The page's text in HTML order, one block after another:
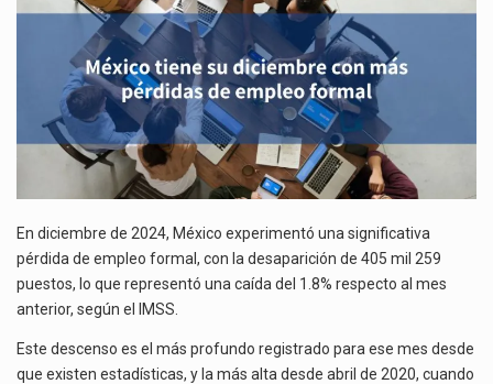
El gobierno de Estados Unidos anunciará un arancel del 15 % sobre los productos fabricados…
El Departamento de Agricultura de Estados Unidos (USDA) suspendió el 5 de agosto de 2026…
DE
EMPLEO
FORMAL
En diciembre de 2024, México experimentó una significativa
pérdida de empleo formal, con la desaparición de 405 mil 259
puestos, lo que representó una caída del 1.8% respecto al mes
anterior, según el IMSS.
Este descenso es el más profundo registrado para ese mes desde
que existen estadísticas, y la más alta desde abril de 2020, cuando